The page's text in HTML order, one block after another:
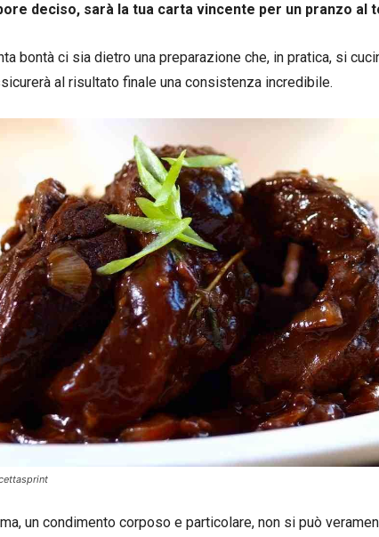
deciso, sarà la tua carta vincente per un pranzo al
bontà ci sia dietro una preparazione che, in pratica, si
al risultato finale una consistenza incredibile.
un condimento corposo e particolare, non si può